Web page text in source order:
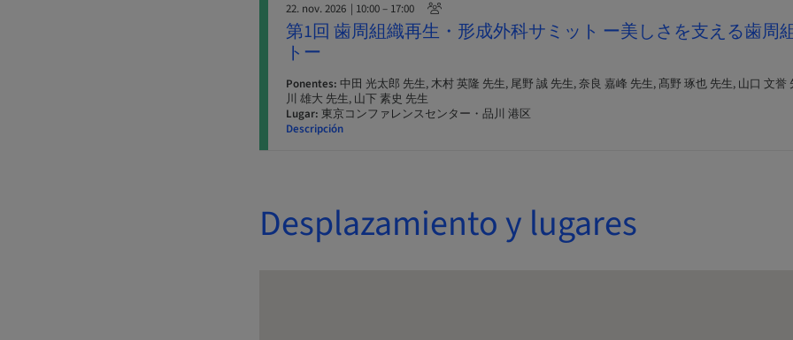
22. nov. 2026 | 10:00 – 17:00
第1回 歯周組織再生・形成外科サミット ー美しさを支える歯周
トー
Ponentes: 中田 光太郎 先生, 木村 英隆 先生, 尾野 誠 先生, 奈良 嘉峰 先生, 髙野 琢也 先生, 山口 文誉
川 雄大 先生, 山下 素史 先生
Lugar: 東京コンファレンスセンター・品川 港区
Descripción
Desplazamiento y lugares